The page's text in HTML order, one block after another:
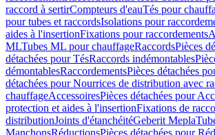
raccord à sertirCompteurs d'eauTés pour
pour tubes et raccordsIsolations pour
aides à l'insertionFixations pour raccordements
MLTubes ML pour chauffageRaccordsPièces
détachées pour TésRaccords indémontables
démontablesRaccordementsPièces détachées
détachées pour Nourrices de distribution avec
chauffageAccessoiresPièces détachées pour
protection et aides à l'insertionFixations de
distributionJoints d'étanchéitéGeberit Mepla
ManchonsRéductionsPièces détachées pour